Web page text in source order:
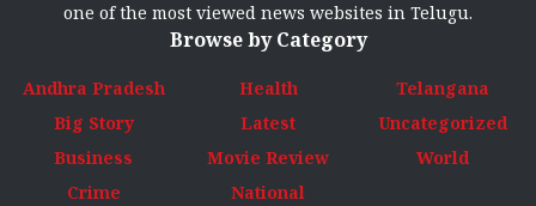
one of the most viewed news websites in Telugu.
Browse by Category
Andhra Pradesh
Big Story
Business
Crime
Health
Latest
Movie Review
National
Telangana
Uncategorized
World